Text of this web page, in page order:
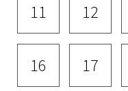
11 12
16 17